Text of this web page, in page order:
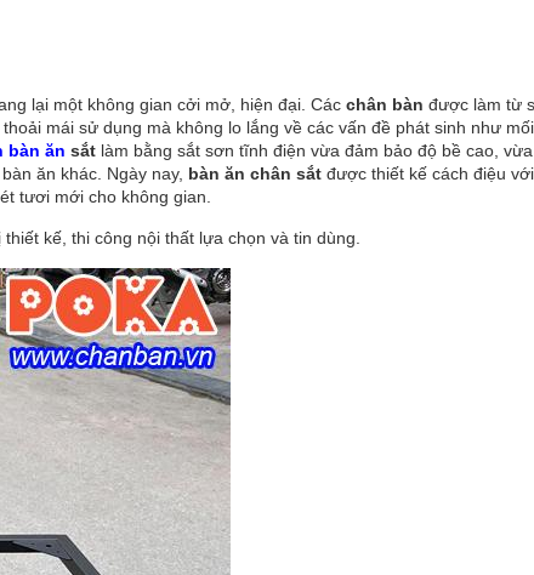
lại một không gian cởi mở, hiện đại. Các chân bàn được làm từ
mái sử dụng mà không lo lắng về các vấn đề phát sinh như
bàn ăn sắt làm bằng sắt sơn tĩnh điện vừa đảm bảo độ bề cao,
ăn khác. Ngày nay, bàn ăn chân sắt được thiết kế cách điệu
tươi mới cho không gian.
kế, thi công nội thất lựa chọn và tin dùng.